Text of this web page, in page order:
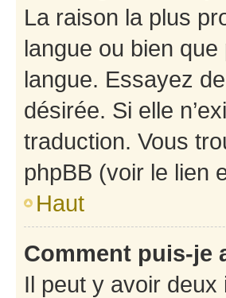
La raison la plus
langue ou bien
langue. Essayez
désirée. Si elle
traduction. Vous
phpBB (voir le lien
Haut
Comment puis-je
Il peut y avoir deux